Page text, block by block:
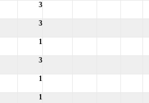
3
3
1
3
1
1